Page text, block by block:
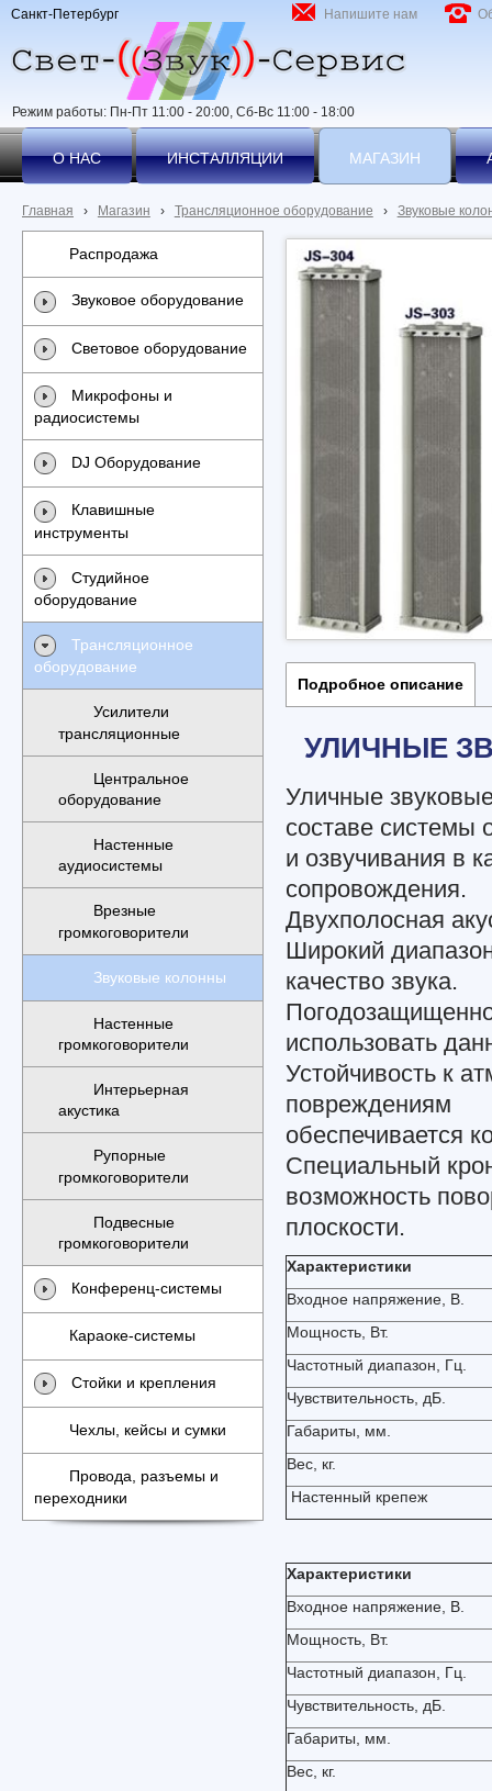
Режим работы: Пн-Пт 11:00 - 20:00, Сб-Вс 11:00 - 18:00
Напишите нам
Санкт-Петербург
О НАС ИНСТАЛЛЯЦИИ МАГАЗИН
Главная › Магазин › Трансляционное оборудование › Звуковые
Распродажа
Звуковое оборудование
Световое оборудование
Микрофоны и
радиосистемы
DJ Оборудование
Клавишные
инструменты
Студийное
оборудование
Трансляционное
оборудование
Усилители
трансляционные
Центральное
оборудование
Настенные
аудиосистемы
Врезные
громкоговорители
Звуковые колонны
Настенные
громкоговорители
Интерьерная
акустика
Рупорные
громкоговорители
Подвесные
громкоговорители
Конференц-системы
Караоке-системы
Стойки и крепления
Чехлы, кейсы и сумки
Провода, разъемы и
переходники
Подробное описание
УЛИЧНЫЕ
Уличные
составе системы
и озвучивания в
сопровождения.
Двухполосная
Широкий
качество звука.
использовать
Устойчивость к
повреждениям
обеспечивается
Специальный
возможность
плоскости.
Характеристики
Входное напряжение, В.
Мощность, Вт.
Частотный диапазон, Гц.
Чувствительность, дБ.
Габариты, мм.
Вес, кг.
Настенный крепеж
Характеристики
Входное напряжение, В.
Мощность, Вт.
Частотный диапазон, Гц.
Чувствительность, дБ.
Габариты, мм.
Вес, кг.